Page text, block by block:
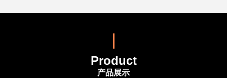
Product
产品展示